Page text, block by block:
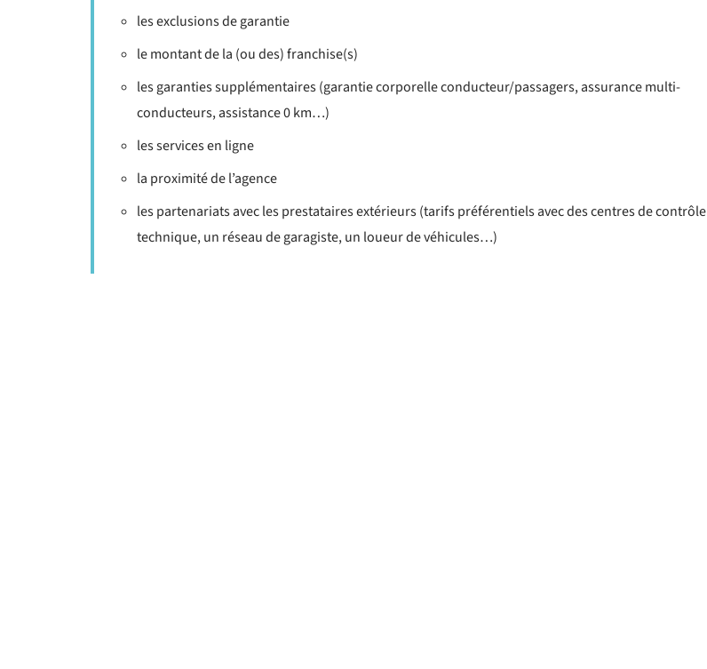
les exclusions de garantie
le montant de la (ou des) franchise(s)
les garanties supplémentaires (garantie corporelle conducteur/passagers, assurance multi-
conducteurs, assistance 0 km…)
les services en ligne
la proximité de l’agence
les partenariats avec les prestataires extérieurs (tarifs préférentiels avec des centres de contrôle
technique, un réseau de garagiste, un loueur de véhicules…)